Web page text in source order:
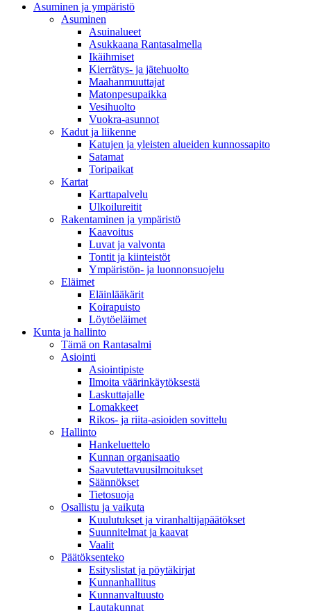
Asuminen ja ympäristö
Asuminen
Asuinalueet
Asukkaana Rantasalmella
Ikäihmiset
Kierrätys- ja jätehuolto
Maahanmuuttajat
Matonpesupaikka
Vesihuolto
Vuokra-asunnot
Kadut ja liikenne
Katujen ja yleisten alueiden kunnossapito
Satamat
Toripaikat
Kartat
Karttapalvelu
Ulkoilureitit
Rakentaminen ja ympäristö
Kaavoitus
Luvat ja valvonta
Tontit ja kiinteistöt
Ympäristön- ja luonnonsuojelu
Eläimet
Eläinlääkärit
Koirapuisto
Löytöeläimet
Kunta ja hallinto
Tämä on Rantasalmi
Asiointi
Asiointipiste
Ilmoita väärinkäytöksestä
Laskuttajalle
Lomakkeet
Rikos- ja riita-asioiden sovittelu
Hallinto
Hankeluettelo
Kunnan organisaatio
Saavutettavuusilmoitukset
Säännökset
Tietosuoja
Osallistu ja vaikuta
Kuulutukset ja viranhaltijapäätökset
Suunnitelmat ja kaavat
Vaalit
Päätöksenteko
Esityslistat ja pöytäkirjat
Kunnanhallitus
Kunnanvaltuusto
Lautakunnat